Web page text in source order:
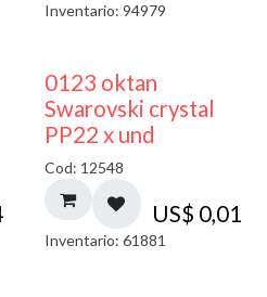
Inventario: 94979
0123 oktan
Swarovski crystal
PP22 x und
Cod: 12548
US$ 0,01
Inventario: 61881